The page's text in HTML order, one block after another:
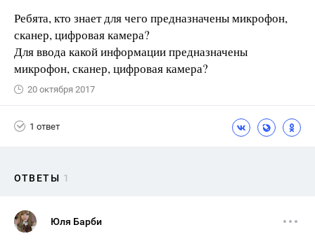
Ребята, кто знает для чего предназначены микрофон,
сканер, цифровая камера?
Для ввода какой информации предназначены
микрофон, сканер, цифровая камера?
20 октября 2017
1 ответ
ОТВЕТЫ 1
Юля Барби